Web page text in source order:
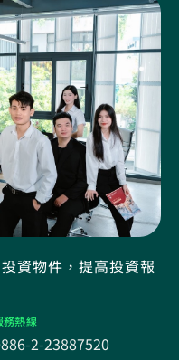
資物件，提高投資報
務熱線
2-23887520